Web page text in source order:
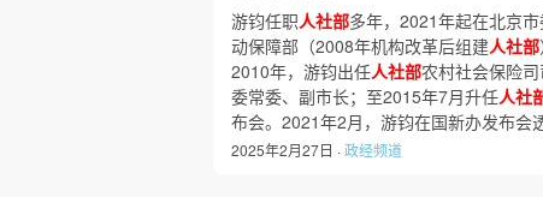
游钧任职人社部多年，2021年起在北京
动保障部（2008年机构改革后组建人社部
2010年，游钧出任人社部农村社会保险
委常委、副市长；至2015年7月升任人社
布会。2021年2月，游钧在国新办发布会
2025年2月27日 ·政经频道